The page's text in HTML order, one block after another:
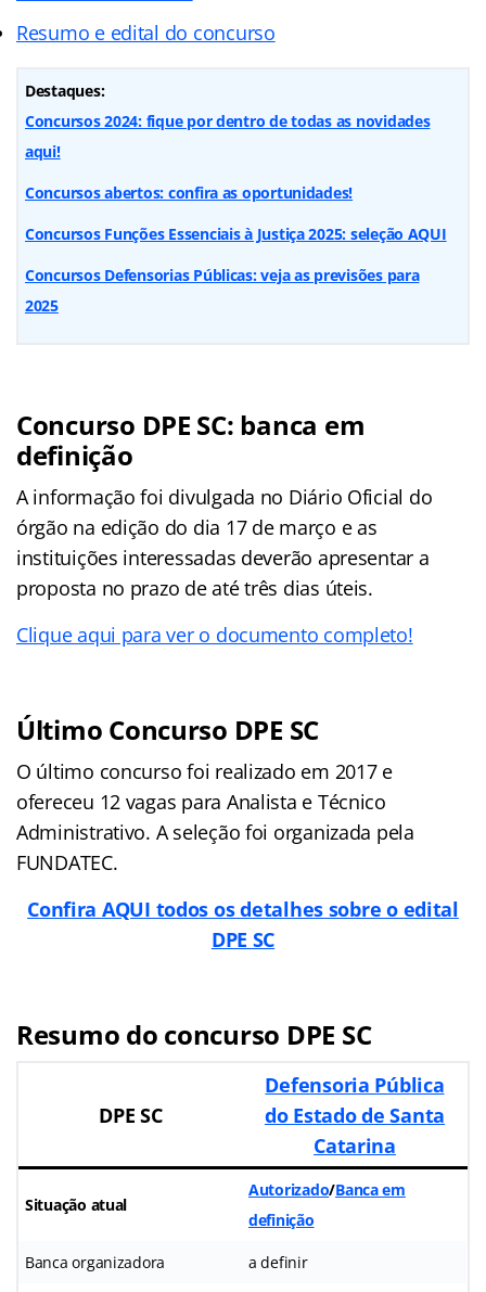
Resumo e edital do concurso
Destaques:
Concursos 2024: fique por dentro de todas as novidades
aqui!
Concursos abertos: confira as oportunidades!
Concursos Funções Essenciais à Justiça 2025: seleção AQUI
Concursos Defensorias Públicas: veja as previsões para
2025
Concurso DPE SC: banca em
definição
A informação foi divulgada no Diário Oficial do
órgão na edição do dia 17 de março e as
instituições interessadas deverão apresentar a
proposta no prazo de até três dias úteis.
Clique aqui para ver o documento completo!
Último Concurso DPE SC
O último concurso foi realizado em 2017 e
ofereceu 12 vagas para Analista e Técnico
Administrativo. A seleção foi organizada pela
FUNDATEC.
Confira AQUI todos os detalhes sobre o edital
DPE SC
Resumo do concurso DPE SC
DPE SC
Defensoria Pública
do Estado de Santa
Catarina
Situação atual
Autorizado/Banca em
definição
Banca organizadora a definir